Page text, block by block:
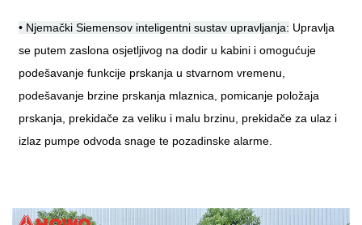
• Njemački Siemensov inteligentni sustav upravljanja: Upravlja
se putem zaslona osjetljivog na dodir u kabini i omogućuje
podešavanje funkcije prskanja u stvarnom vremenu,
podešavanje brzine prskanja mlaznica, pomicanje položaja
prskanja, prekidače za veliku i malu brzinu, prekidače za ulaz i
izlaz pumpe odvoda snage te pozadinske alarme.